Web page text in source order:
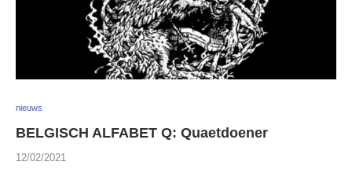
nieuws
BELGISCH ALFABET Q: Quaetdoener
12/02/2021